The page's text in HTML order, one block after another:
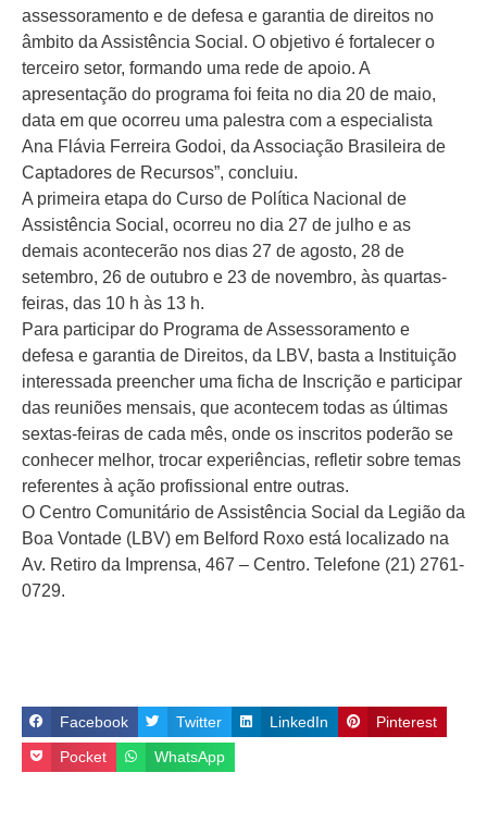
assessoramento e de defesa e garantia de direitos no
âmbito da Assistência Social. O objetivo é fortalecer o
terceiro setor, formando uma rede de apoio. A
apresentação do programa foi feita no dia 20 de maio,
data em que ocorreu uma palestra com a especialista
Ana Flávia Ferreira Godoi, da Associação Brasileira de
Captadores de Recursos”, concluiu.
A primeira etapa do Curso de Política Nacional de
Assistência Social, ocorreu no dia 27 de julho e as
demais acontecerão nos dias 27 de agosto, 28 de
setembro, 26 de outubro e 23 de novembro, às quartas-
feiras, das 10 h às 13 h.
Para participar do Programa de Assessoramento e
defesa e garantia de Direitos, da LBV, basta a Instituição
interessada preencher uma ficha de Inscrição e participar
das reuniões mensais, que acontecem todas as últimas
sextas-feiras de cada mês, onde os inscritos poderão se
conhecer melhor, trocar experiências, refletir sobre temas
referentes à ação profissional entre outras.
O Centro Comunitário de Assistência Social da Legião da
Boa Vontade (LBV) em Belford Roxo está localizado na
Av. Retiro da Imprensa, 467 – Centro. Telefone (21) 2761-
0729.
Facebook Twitter LinkedIn Pinterest
Pocket WhatsApp